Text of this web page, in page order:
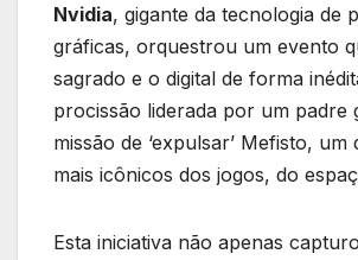
Nvidia, gigante da tecnologia de
gráficas, orquestrou um evento
sagrado e o digital de forma
procissão liderada por um padre
missão de ‘expulsar’ Mefisto, um
mais icônicos dos jogos, do
Esta iniciativa não apenas